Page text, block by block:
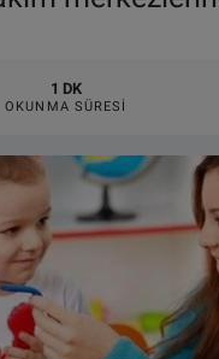
1 DK
OKUNMA SÜRESI